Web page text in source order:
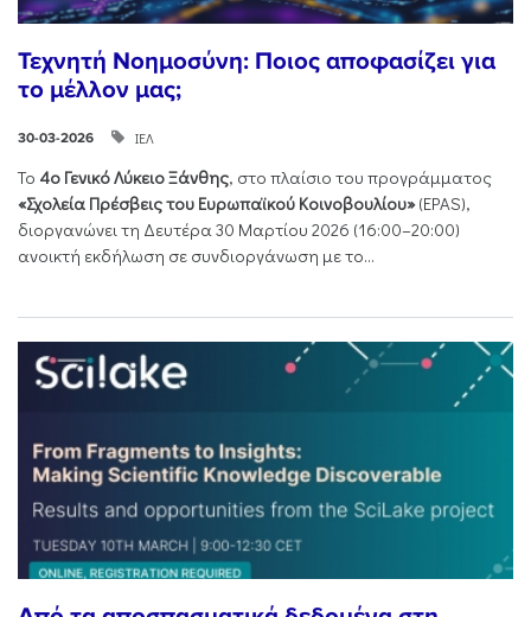
Τεχνητή Νοημοσύνη: Ποιος αποφασίζει για
το μέλλον μας;
30-03-2026 ΙΕΛ
Το 4ο Γενικό Λύκειο Ξάνθης, στο πλαίσιο του προγράμματος
«Σχολεία Πρέσβεις του Ευρωπαϊκού Κοινοβουλίου»(EPAS),
διοργανώνει τη Δευτέρα 30 Μαρτίου 2026 (16:00–20:00)
ανοικτή εκδήλωση σε συνδιοργάνωση με το...